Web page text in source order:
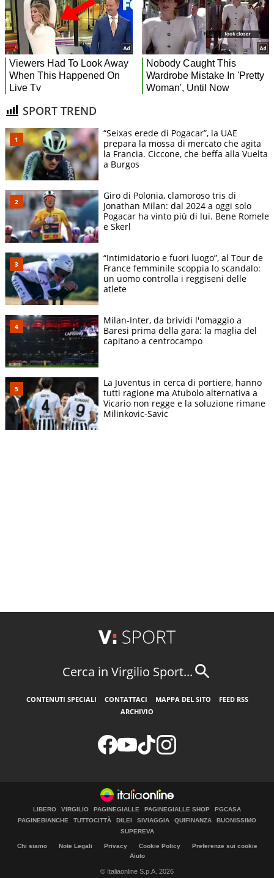
SPORT TREND
“Seixas erede di Pogacar”, la UAE
prepara la mossa di mercato che agita
la Francia. Ciccone, che beffa alla Vuelta
a Burgos
Giro di Polonia, clamoroso tris di
Jonathan Milan: dal 2024 a oggi solo
Pogacar ha vinto più di lui. Bene Romele
e Skerl
“Intimidatorio e fuori luogo”, al Tour de
France femminile scoppia lo scandalo:
un uomo controlla i reggiseni delle
atlete
Milan-Inter, da brividi l'omaggio a
Baresi prima della gara: la maglia del
capitano a centrocampo
La Juventus in cerca di portiere, hanno
tutti ragione ma Atubolo alternativa a
Vicario non regge e la soluzione rimane
Milinkovic-Savic
Cerca in Virgilio Sport...
CONTENUTI SPECIALI CONTATTACI MAPPA DEL SITO
FEED RSS
ARCHIVIO
LIBERO VIRGILIO PAGINEGIALLE PAGINEGIALLE SHOP
PGCASA
PAGINEBIANCHE
TUTTOCITTÀ DILEI SIVIAGGIA QUIFINANZA
BUONISSIMO
SUPEREVA
Chi siamo Note Legali Privacy Cookie Policy
Preferenze sui cookie
Aiuto
© Italiaonline S.p.A. 2026